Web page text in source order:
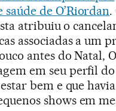
de O’Riordan.
atribuiu o
associadas a um
antes do Natal,
em seu perfil
bem e que
shows em